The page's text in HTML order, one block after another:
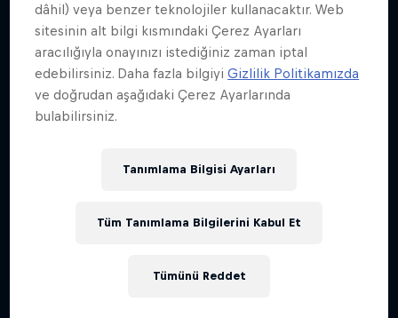
dâhil) veya benzer teknolojiler kullanacaktır. Web
sitesinin alt bilgi kısmındaki Çerez Ayarları
aracılığıyla onayınızı istediğiniz zaman iptal
edebilirsiniz. Daha fazla bilgiyiGizlilik Politikamızda
ve doğrudan aşağıdaki Çerez Ayarlarında
bulabilirsiniz.
Tanımlama Bilgisi Ayarları
Tümünü Reddet
Tüm Tanımlama Bilgilerini Kabul Et